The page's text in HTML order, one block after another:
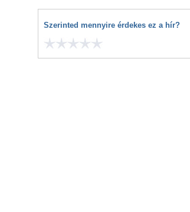
Szerinted mennyire érdekes ez a hír?